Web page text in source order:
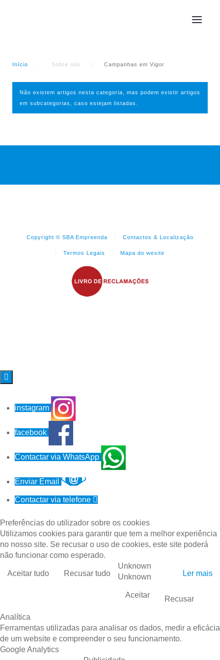
Início Sobre nós Campanhas em Vigor
Não existem artigos nesta categoria, mas podem existir artigos
em subcategorias, caso estejam listadas.
Copyright © SBA Empreenda Contactos & Localização
Termos Legais Mapa do wesite

instagram
facebook
Contactar via WhatsApp
Enviar Email
Contactar via telefone 
Preferências do utilizador sobre os cookies
Utilizamos cookies para garantir que tem a melhor experiência
no nosso site. Se recusar o uso de cookies, este site poderá
não funcionar como esperado.
Aceitar tudo Recusar tudo Ler mais
Unknown
Unknown
Aceitar Recusar
Analítica
Ferramentas utilizadas para analisar os dados, medir a eficácia
de um website e compreender o seu funcionamento.
Google Analytics